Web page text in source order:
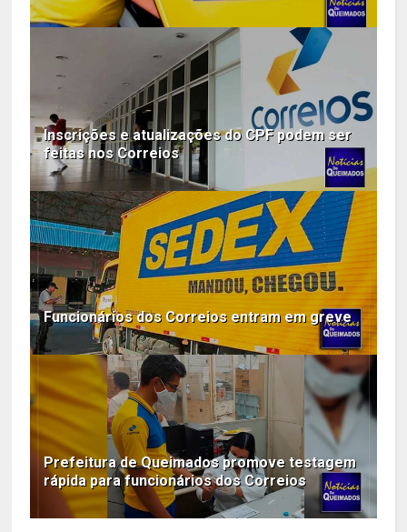
Inscrições e atualizações do CPF podem ser
feitas nos Correios
Funcionários dos Correios entram em greve
Prefeitura de Queimados promove testagem
rápida para funcionários dos Correios